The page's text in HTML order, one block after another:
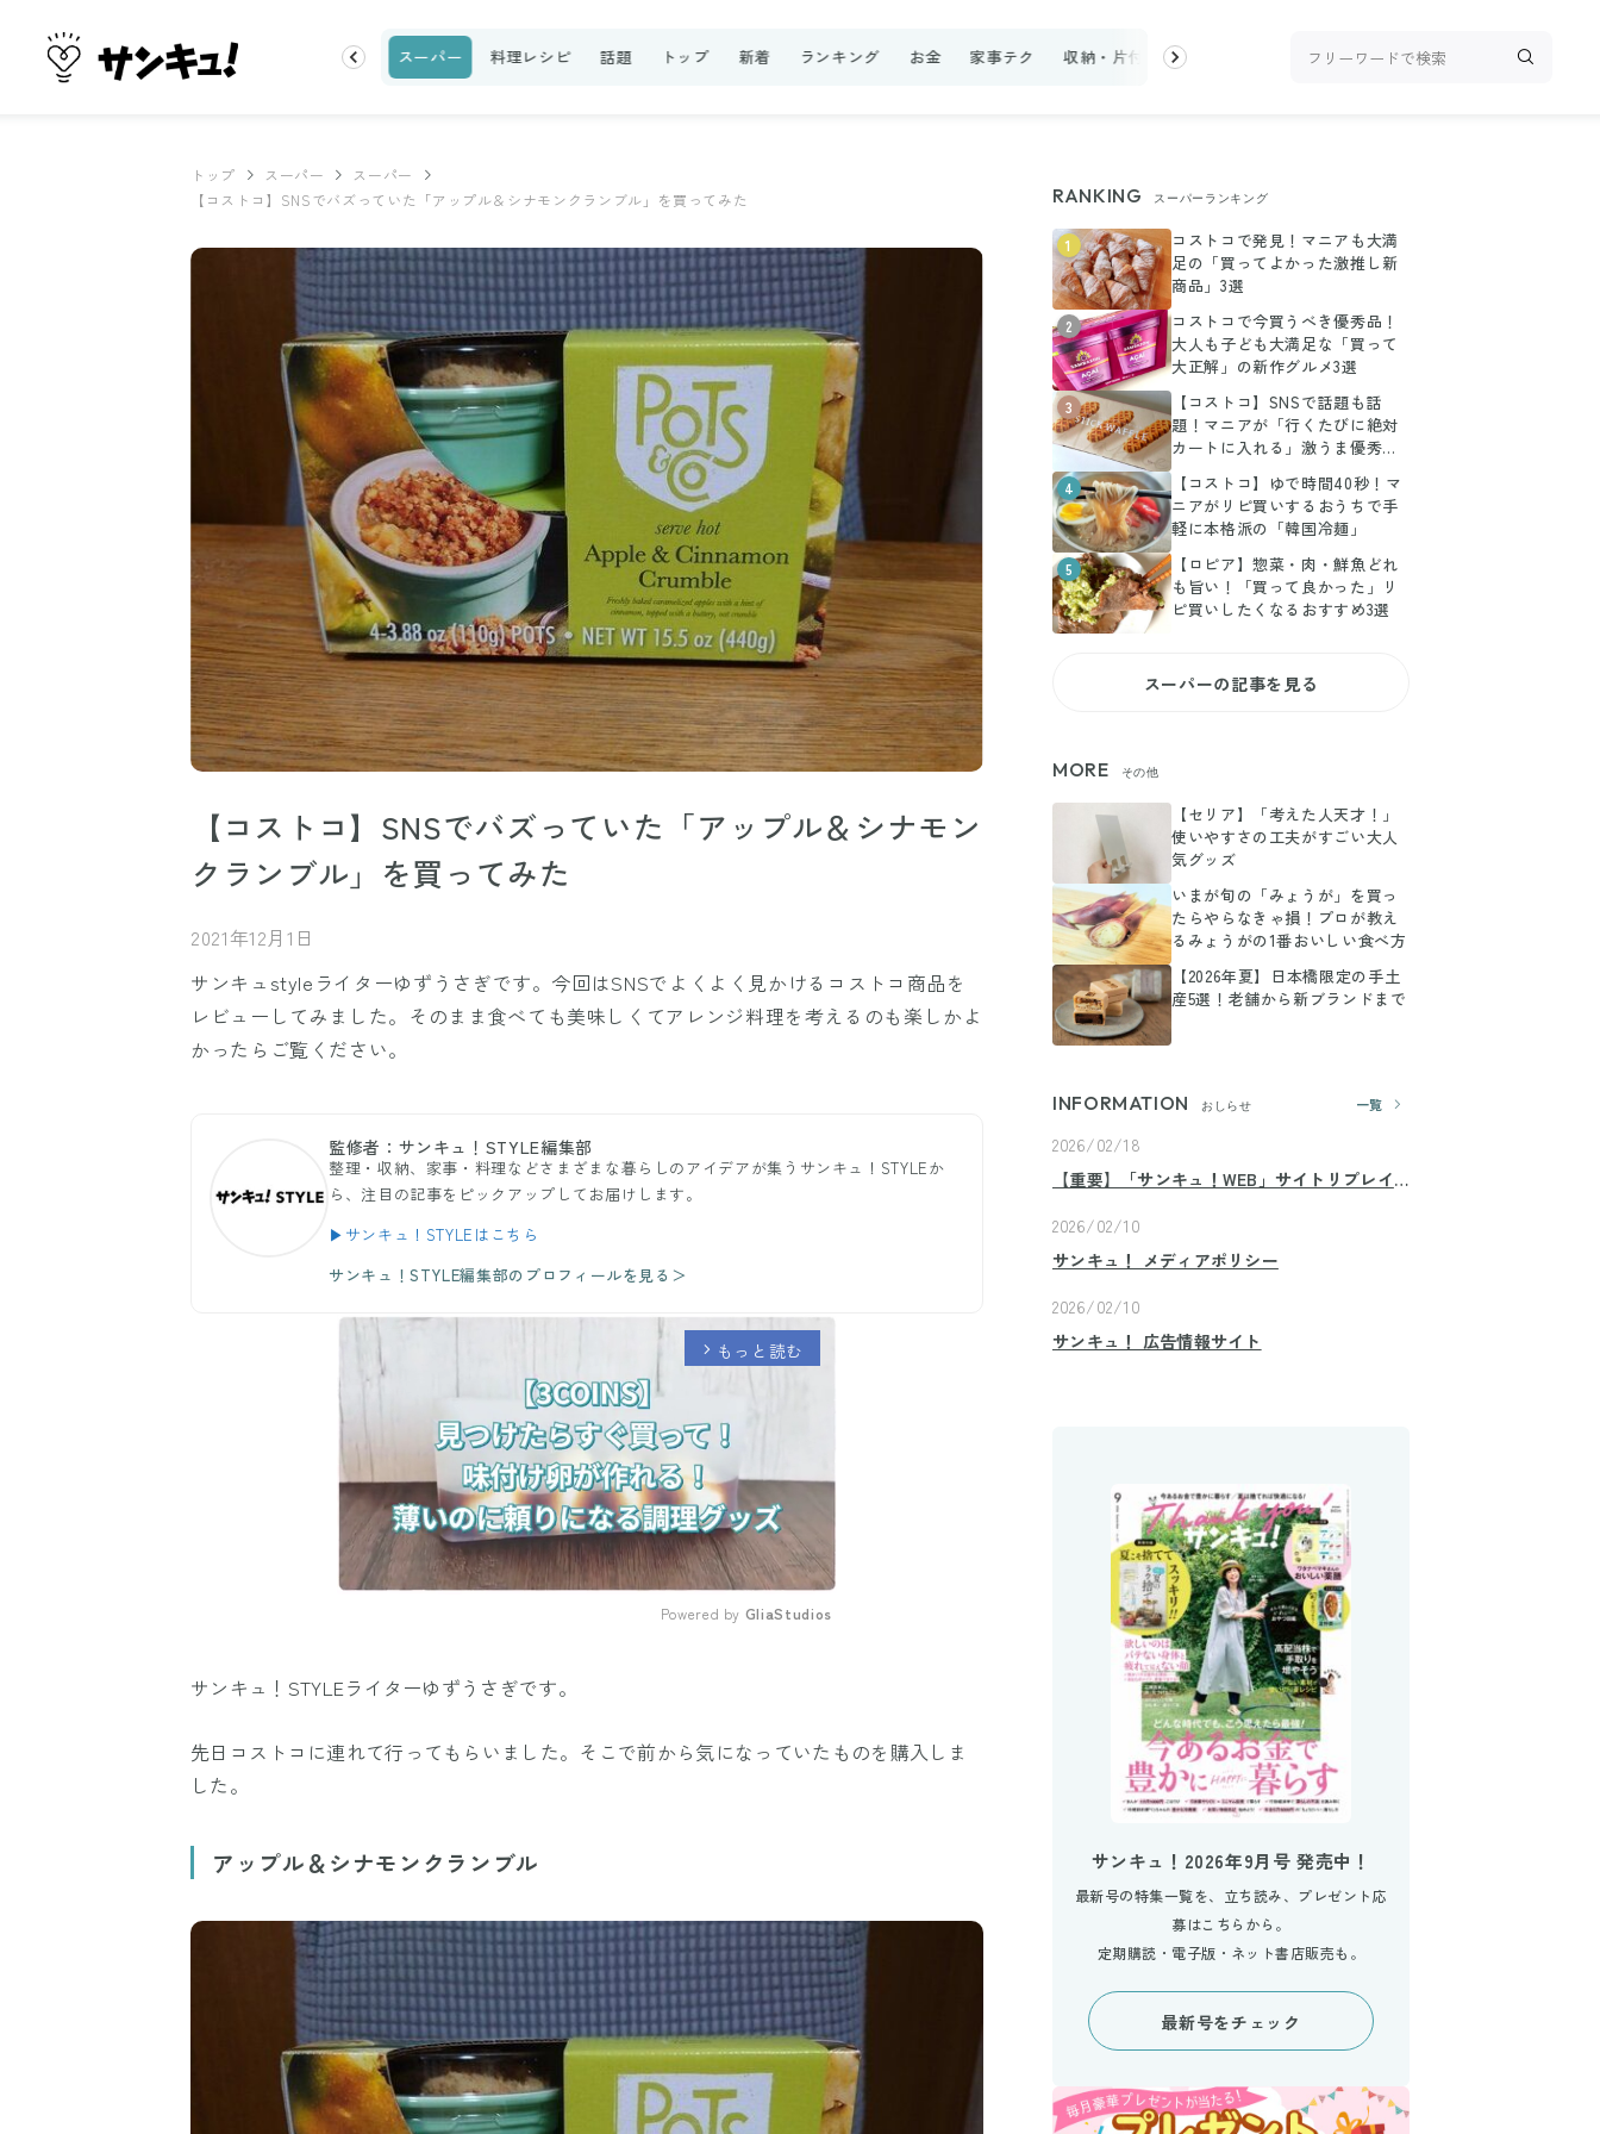
収納・片付け ビューティ 100均・雑貨 スーパー 料理レシピ 話題 トップ 新着 ランキング お金 家事テク 収納・片付け 100均・雑貨 スーパー 料理レシピ
トップ スーパー
スーパー
【コストコ】SNSでバズっていた「アップル＆シナモンクランブル」を買ってみた
【コストコ】SNSでバズっていた「アップル＆シナモン
クランブル」を買ってみた
2021年12月1日
サンキュstyleライターゆずうさぎです。今回はSNSでよくよく見かけるコストコ商品を
レビューしてみました。そのまま食べても美味しくてアレンジ料理を考えるのも楽しかよ
かったらご覧ください。
監修者：サンキュ！STYLE編集部
整理・収納、家事・料理などさまざまな暮らしのアイデアが集うサンキュ！STYLEか
ら、注目の記事をピックアップしてお届けします。
▶サンキュ！STYLEはこちら
サンキュ！STYLE編集部のプロフィールを見る＞
arrow_forward_ios もっと読む
Powered by GliaStudios
サンキュ！STYLEライターゆずうさぎです。
先日コストコに連れて行ってもらいました。そこで前から気になっていたものを購入しま
した。
アップル＆シナモンクランブル
RANKING スーパーランキング
1
コストコで発見！マニアも大満
足の「買ってよかった激推し新
商品」3選
2
コストコで今買うべき優秀品！
大人も子ども大満足な「買って
大正解」の新作グルメ3選
3
【コストコ】SNSで話題も話
題！マニアが「行くたびに絶対
カートに入れる」激うま優秀グ
4
【コストコ】ゆで時間40秒！マ
ニアがリピ買いするおうちで手
軽に本格派の「韓国冷麺」
5
【ロピア】惣菜・肉・鮮魚どれ
も旨い！「買って良かった」リ
ピ買いしたくなるおすすめ3選
スーパーの記事を見る
MORE その他
【セリア】「考えた人天才！」
使いやすさの工夫がすごい大人
気グッズ
いまが旬の「みょうが」を買っ
たらやらなきゃ損！プロが教え
るみょうがの1番おいしい食べ方
【2026年夏】日本橋限定の手土
産5選！老舗から新ブランドまで
INFORMATION おしらせ 一覧
2026/02/18
【重要】「サンキュ！WEB」サイトリプレイ
2026/02/10
サンキュ！ メディアポリシー
2026/02/10
サンキュ！ 広告情報サイト
サンキュ！2026年9月号 発売中！
最新号の特集一覧を、立ち読み、プレゼント応
募はこちらから。
定期購読・電子版・ネット書店販売も。
最新号をチェック